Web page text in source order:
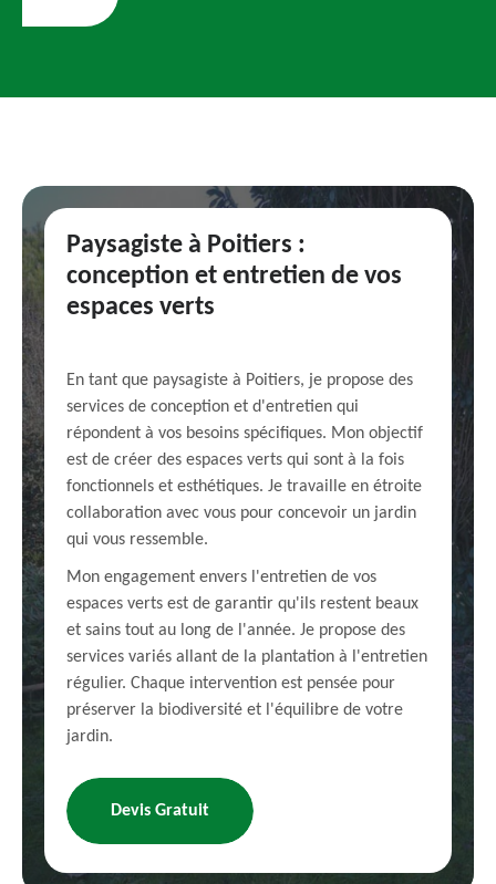
Paysagiste à Poitiers :
conception et entretien de vos
espaces verts
En tant que paysagiste à Poitiers, je propose des
services de conception et d'entretien qui
répondent à vos besoins spécifiques. Mon objectif
est de créer des espaces verts qui sont à la fois
fonctionnels et esthétiques. Je travaille en étroite
collaboration avec vous pour concevoir un jardin
qui vous ressemble.
Mon engagement envers l'entretien de vos
espaces verts est de garantir qu'ils restent beaux
et sains tout au long de l'année. Je propose des
services variés allant de la plantation à l'entretien
régulier. Chaque intervention est pensée pour
préserver la biodiversité et l'équilibre de votre
jardin.
Devis Gratuit